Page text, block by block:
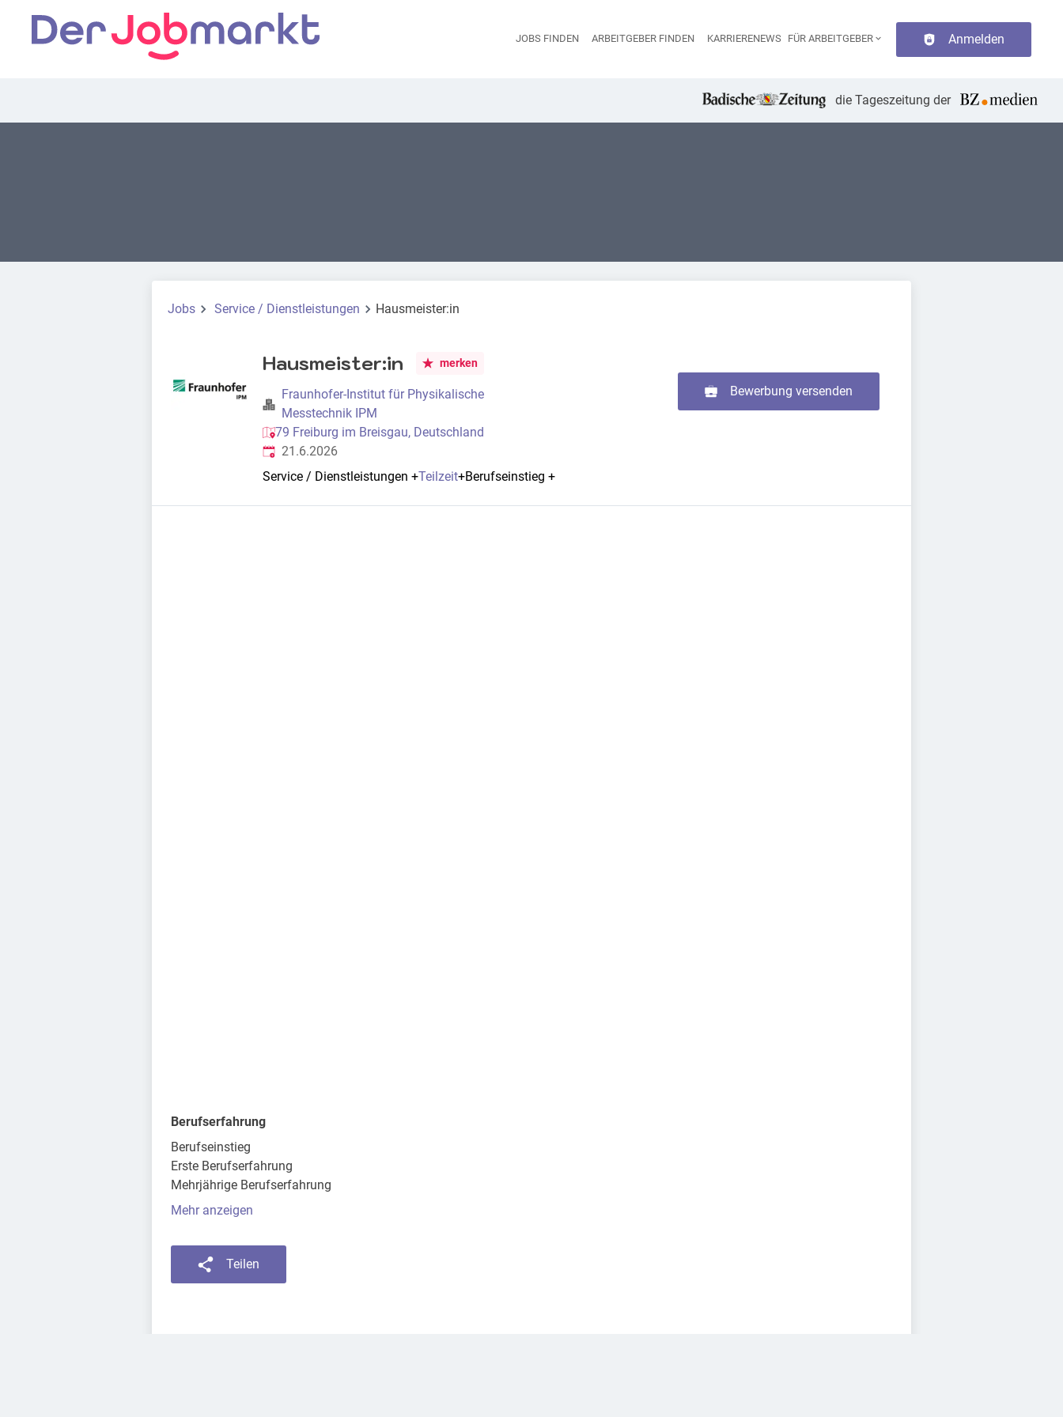
Haupt-Navigation
JOBS FINDEN ARBEITGEBER FINDEN KARRIERENEWS FÜR ARBEITGEBER Anmelden
die Tageszeitung der
Jobs Service / Dienstleistungen Hausmeister:in
Hausmeister:in merken
Fraunhofer-Institut für Physikalische
Messtechnik IPM
79 Freiburg im Breisgau, Deutschland
Veröffentlicht
21.6.2026
Service / Dienstleistungen +Teilzeit+Berufseinstieg +
Bewerbung versenden
Berufserfahrung
Berufseinstieg
Erste Berufserfahrung
Mehrjährige Berufserfahrung
Mehr anzeigen
Teilen